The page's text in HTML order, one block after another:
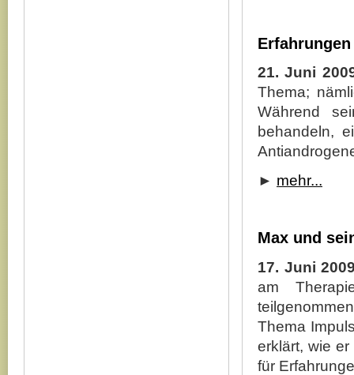
21. Juni
Thema;
Während
behandeln,
► mehr...
Max und
17. Juni
am
Thema
erklärt, wie
für